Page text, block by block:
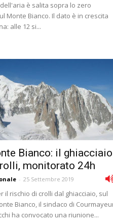
è salita sopra lo zero
Monte Bianco. Il dato è in crescita
alle 12 si...
Bianco: il ghiacciaio
monitorato 24h
- 25 Settembre 2019
il rischio di crolli dal ghiacciaio, sul
Bianco, il sindaco di
ha convocato una riunione...